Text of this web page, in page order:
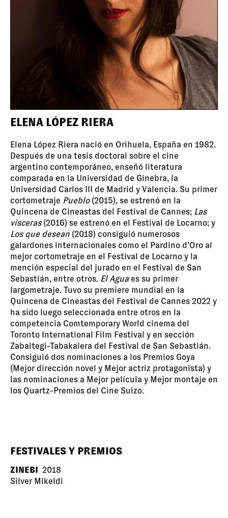
ELENA LÓPEZ RIERA
Elena López Riera nació en Orihuela, España en 1982.
Después de una tesis doctoral sobre el cine
argentino contemporáneo, enseñó literatura
comparada en la Universidad de Ginebra, la
Universidad Carlos III de Madrid y Valencia. Su primer
cortometraje Pueblo(2015), se estrenó en la
Quincena de Cineastas del Festival de Cannes; Las
visceras(2016) se estrenó en el Festival de Locarno; y
Los que desean (2018) consiguió numerosos
galardones internacionales como el Pardino d’Oro al
mejor cortometraje en el Festival de Locarno y la
mención especial del jurado en el Festival de San
Sebastián, entre otros. El Agua es su primer
largometraje. Tuvo su premiere mundial en la
Quincena de Cineastas del Festival de Cannes 2022 y
ha sido luego seleccionada entre otros en la
competencia Comtemporary World cinema del
Toronto International Film Festival y en sección
Zabaltegi-Tabakalera del Festival de San Sebastián.
Consiguió dos nominaciones a los Premios Goya
(Mejor dirección novel y Mejor actriz protagonista) y
las nominaciones a Mejor película y Mejor montaje en
los Quartz-Premios del Cine Suizo.
FESTIVALES Y PREMIOS
ZINEBI
2018
Silver Mikeldi